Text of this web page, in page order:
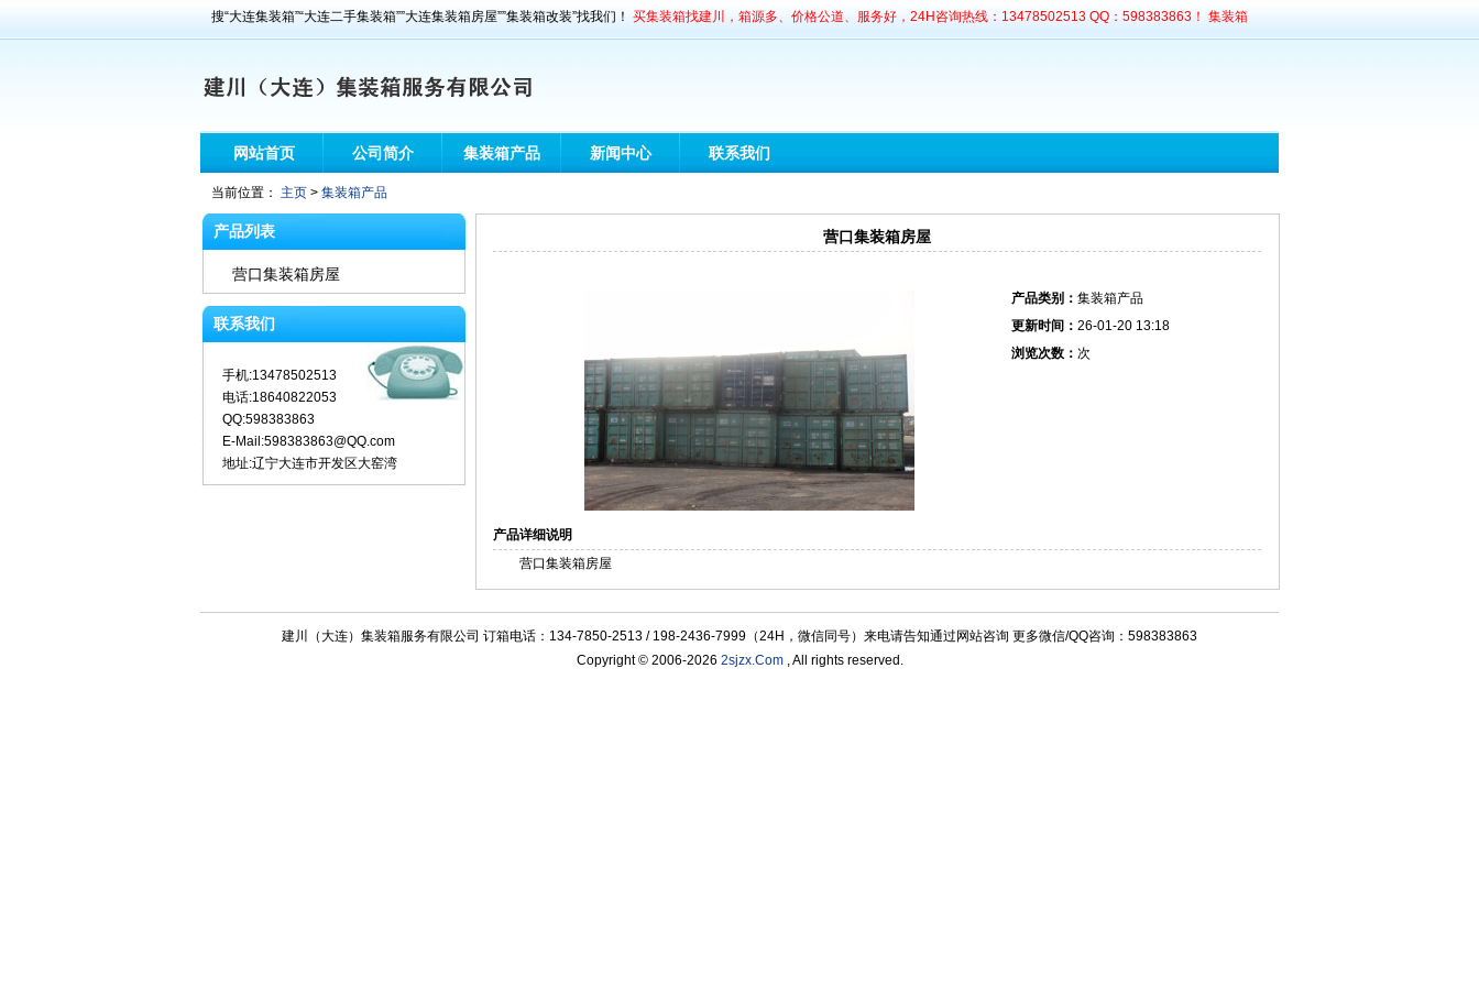
搜“大连集装箱”“大连二手集装箱””大连集装箱房屋””集装箱改装”找我们！ 买集装箱找建川，箱源多、价格公道、服务好，24H咨询热线：13478502513 QQ：598383863！ 集装箱
网站首页 公司简介 集装箱产品 新闻中心 联系我们
当前位置： 主页 > 集装箱产品
产品列表
营口集装箱房屋
联系我们
手机:13478502513
电话:18640822053
QQ:598383863
E-Mail:598383863@QQ.com
地址:辽宁大连市开发区大窑湾
营口集装箱房屋
产品类别： 集装箱产品
更新时间： 26-01-20 13:18
浏览次数： 次
产品详细说明
营口集装箱房屋
建川（大连）集装箱服务有限公司 订箱电话：134-7850-2513 / 198-2436-7999（24H，微信同号）来电请告知通过网站咨询 更多微信/QQ咨询：598383863
Copyright © 2006-2026 2sjzx.Com, All rights reserved.